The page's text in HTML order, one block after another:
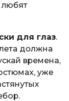
любят
для глаз.
должна
времена,
уже